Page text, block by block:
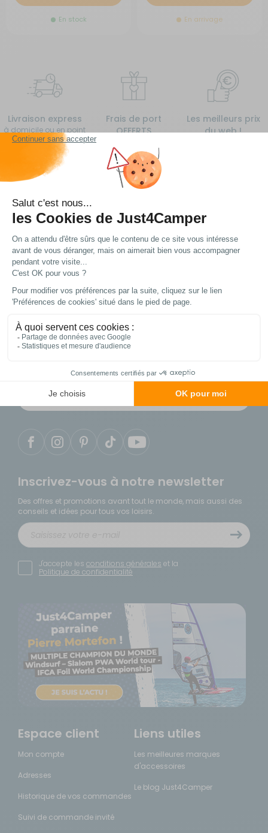
En stock En arrivage
Livraison express
à domicile ou en point
relais
Frais de port
OFFERTS
d’achat*
Les meilleurs prix
du web !
Vous avez une question ?
Nous avons plein de réponses... Peut-être trouverez
vous ce dont vous avez besoin !
Voir nos FAQ
Contactez notre service client
du lundi au samedi de 9h à 18h
Notre service client est situé en France
Inscrivez-vous à notre newsletter
Des offres et promotions avant tout le monde, mais aussi des
conseils et idées pour tous vos loisirs.
J'accepte les conditions générales et la
Politique de confidentialité
Espace client
Mon compte
Adresses
Historique de vos commandes
Suivi de commande invité
Liens utiles
Les meilleures marques
d'accessoires
Le blog Just4Camper